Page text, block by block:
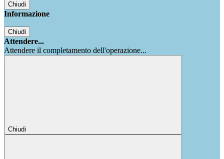
Chiudi
Informazione
Chiudi
Attendere...
Attendere il completamento dell'operazione...
Chiudi